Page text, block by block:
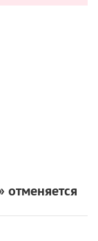
отменяется